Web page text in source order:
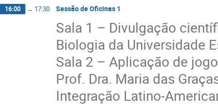
16:00 → 17:30 Sessão de Oficinas 1
Sala 1 – Divulgação
Biologia da Universidade
Sala 2 – Aplicação de
Prof. Dra. Maria das
Integração Latino-